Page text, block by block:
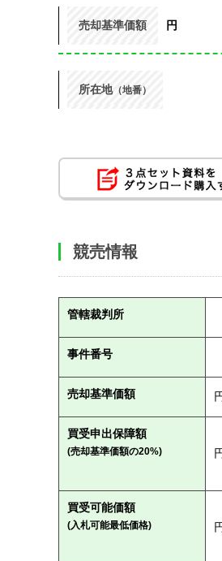
売却基準価額 円
所在地（地番）
競売情報
管轄裁判所
事件番号
売却基準価額
買受申出保障額
(売却基準価額の20%)
買受可能価額
(入札可能最低価格)